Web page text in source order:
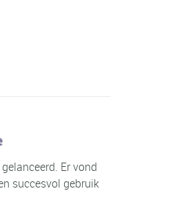
Er vond
succesvol gebruik